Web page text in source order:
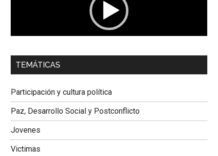
00:00 01:04
Colombiana
TEMÁTICAS
Participación y cultura política
Paz, Desarrollo Social y Postconflicto
Jovenes
Victimas